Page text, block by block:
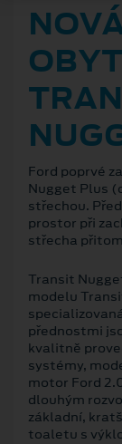
Ford poprvé
Nugget Plus
střechou.
prostor při
střecha
Transit
modelu
přednostmi
kvalitně
systémy,
motor Ford
dlouhým
základní,
toaletu s